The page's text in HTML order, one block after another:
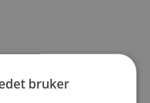
bruker